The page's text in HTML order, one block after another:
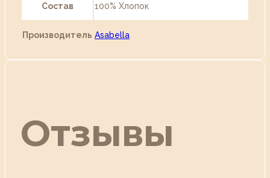
Состав 100% Хлопок
Производитель Asabella
Отзывы